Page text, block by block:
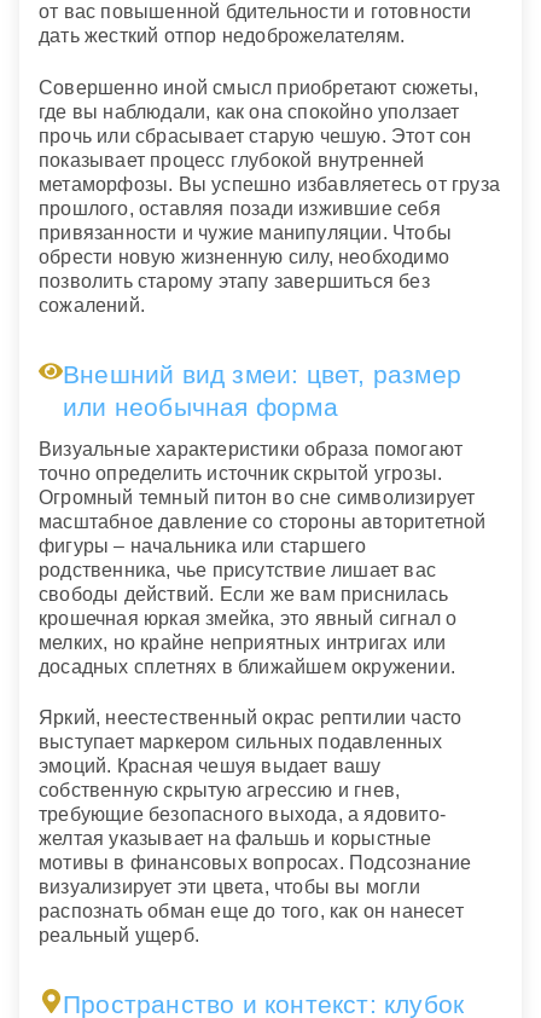
от вас повышенной бдительности и готовности
дать жесткий отпор недоброжелателям.
Совершенно иной смысл приобретают сюжеты,
где вы наблюдали, как она спокойно уползает
прочь или сбрасывает старую чешую. Этот сон
показывает процесс глубокой внутренней
метаморфозы. Вы успешно избавляетесь от груза
прошлого, оставляя позади изжившие себя
привязанности и чужие манипуляции. Чтобы
обрести новую жизненную силу, необходимо
позволить старому этапу завершиться без
сожалений.
Внешний вид змеи: цвет, размер
или необычная форма
Визуальные характеристики образа помогают
точно определить источник скрытой угрозы.
Огромный темный питон во сне символизирует
масштабное давление со стороны авторитетной
фигуры – начальника или старшего
родственника, чье присутствие лишает вас
свободы действий. Если же вам приснилась
крошечная юркая змейка, это явный сигнал о
мелких, но крайне неприятных интригах или
досадных сплетнях в ближайшем окружении.
Яркий, неестественный окрас рептилии часто
выступает маркером сильных подавленных
эмоций. Красная чешуя выдает вашу
собственную скрытую агрессию и гнев,
требующие безопасного выхода, а ядовито-
желтая указывает на фальшь и корыстные
мотивы в финансовых вопросах. Подсознание
визуализирует эти цвета, чтобы вы могли
распознать обман еще до того, как он нанесет
реальный ущерб.
Пространство и контекст: клубок